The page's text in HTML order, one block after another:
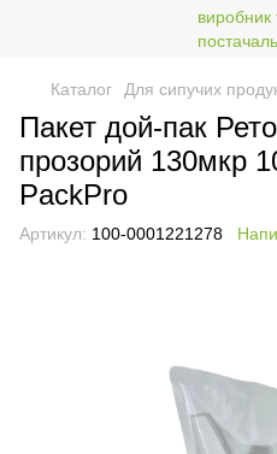
Каталог Для сипучих
Пакет дой-пак
прозорий 130мкр
PackPro
Артикул: 100-0001221278